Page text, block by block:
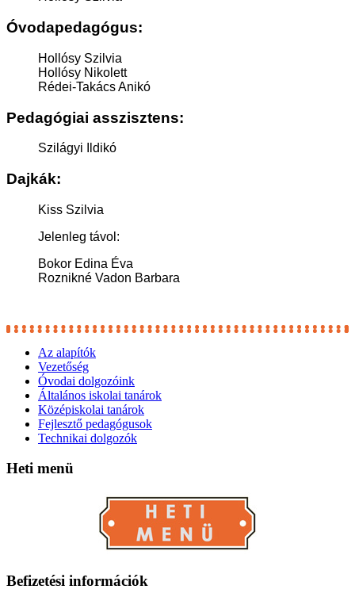
Óvodapedagógus:
Hollósy Szilvia
Hollósy Nikolett
Rédei-Takács Anikó
Pedagógiai asszisztens:
Szilágyi Ildikó
Dajkák:
Kiss Szilvia
Jelenleg távol:
Bokor Edina Éva
Roznikné Vadon Barbara
Az alapítók
Vezetőség
Óvodai dolgozóink
Általános iskolai tanárok
Középiskolai tanárok
Fejlesztő pedagógusok
Technikai dolgozók
Heti menü
Befizetési információk